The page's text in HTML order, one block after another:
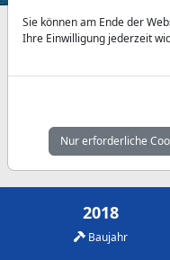
Verfügbarkeiten und
Mai
August
3.150 €
2018
Baujahr
Sie können am Ende der
Ihre Einwilligung jederzeit
Nur erforderliche